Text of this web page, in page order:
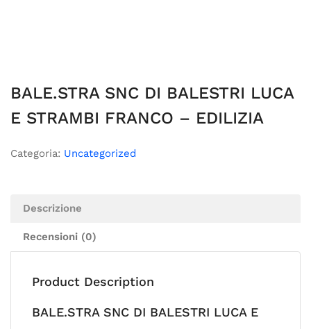
BALE.STRA SNC DI BALESTRI LUCA
E STRAMBI FRANCO – EDILIZIA
Categoria: Uncategorized
Descrizione
Recensioni (0)
Product Description
BALE.STRA SNC DI BALESTRI LUCA E